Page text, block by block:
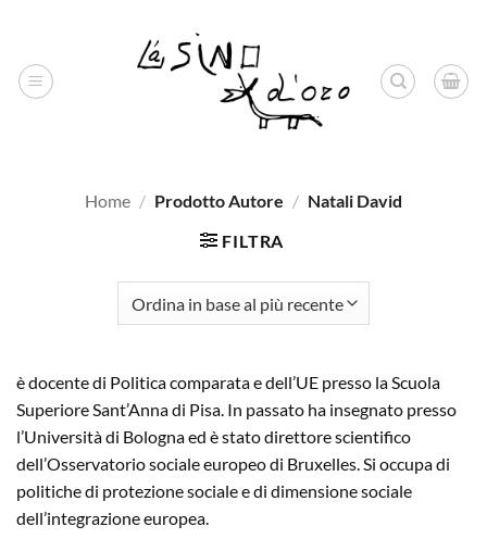
contenuti
Home / Prodotto Autore / Natali David
FILTRA
è docente di Politica comparata e dell’UE presso la Scuola
Superiore Sant’Anna di Pisa. In passato ha insegnato presso
l’Università di Bologna ed è stato direttore scientifico
dell’Osservatorio sociale europeo di Bruxelles. Si occupa di
politiche di protezione sociale e di dimensione sociale
dell’integrazione europea.